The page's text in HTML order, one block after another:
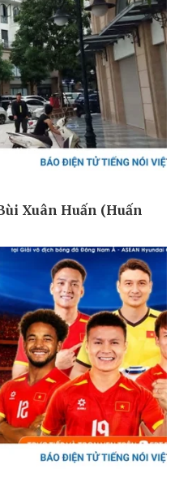
Quân sự - Quốc phòng
Vũ khí
Phân tích